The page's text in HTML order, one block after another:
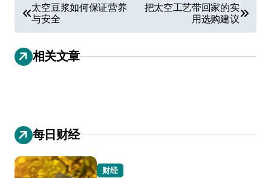
章
导
航
太空豆浆如何保证营养
与安全
把太空工艺带回家的实
用选购建议
相关文章
每日财经
财经